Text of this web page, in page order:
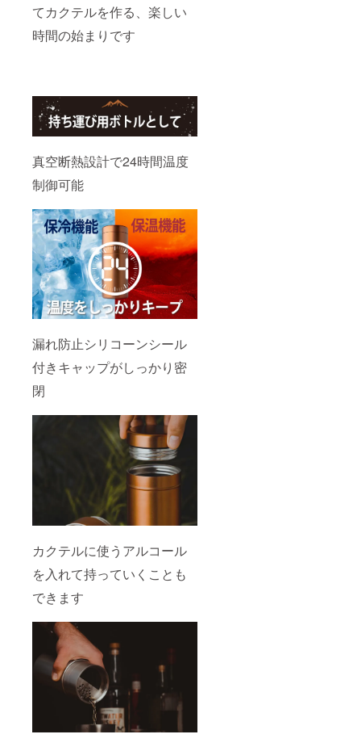
てカクテルを作る、楽しい
時間の始まりです
真空断熱設計で24時間温度
制御可能
漏れ防止シリコーンシール
付きキャップがしっかり密
閉
カクテルに使うアルコール
を入れて持っていくことも
できます